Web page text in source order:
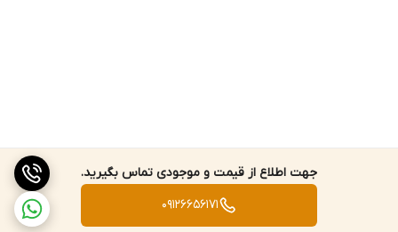
جهت اطلاع از قیمت و موجودی تماس بگیرید.
09126656171